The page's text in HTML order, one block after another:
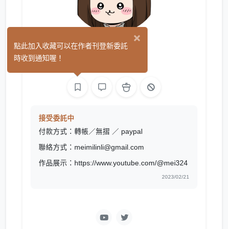
苺 (17)
接受委託中
付款方式：轉帳／無摺 ／ paypal
聯絡方式：meimilinli@gmail.com
作品展示：https://www.youtube.com/@mei324
2023/02/21
×
點此加入收藏可以在作者刊登新委託
時收到通知喔！